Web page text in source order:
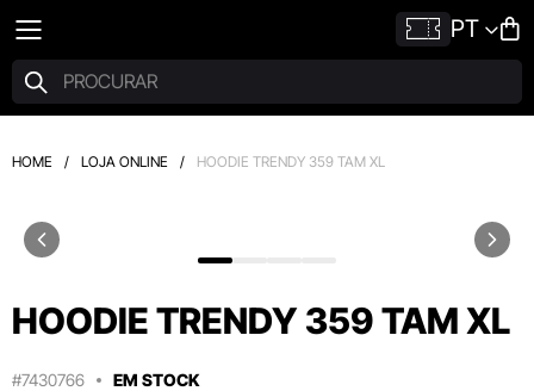
PT
HOME / LOJA ONLINE / HOODIE TRENDY 359 TAM XL
HOODIE TRENDY 359 TAM XL
#7430766 EM STOCK